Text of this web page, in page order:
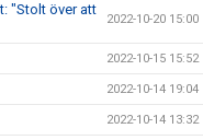
"Stolt över att
2022-10-20 15:00
2022-10-15 15:52
2022-10-14 19:04
2022-10-14 13:32